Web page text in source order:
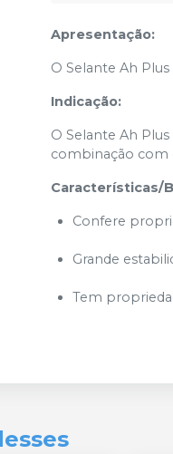
Apresentação:
O Selante Ah
Indicação:
O Selante Ah
combinação com
Características/
Confere
Grande
Tem